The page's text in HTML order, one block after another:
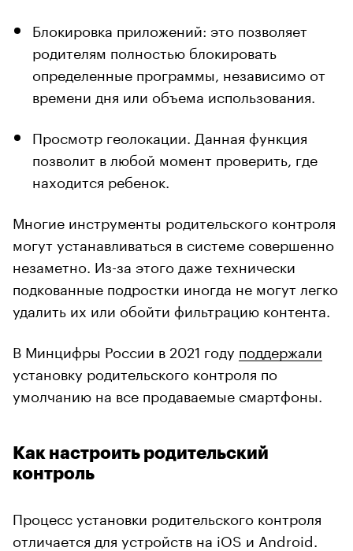
Блокировка приложений: это позволяет
родителям полностью блокировать
определенные программы, независимо от
времени дня или объема использования.
Просмотр геолокации. Данная функция
позволит в любой момент проверить, где
находится ребенок.
Многие инструменты родительского контроля
могут устанавливаться в системе совершенно
незаметно. Из-за этого даже технически
подкованные подростки иногда не могут легко
удалить их или обойти фильтрацию контента.
В Минцифры России в 2021 году поддержали
установку родительского контроля по
умолчанию на все продаваемые смартфоны.
Как настроить родительский
контроль
Процесс установки родительского контроля
отличается для устройств на iOS и Android.